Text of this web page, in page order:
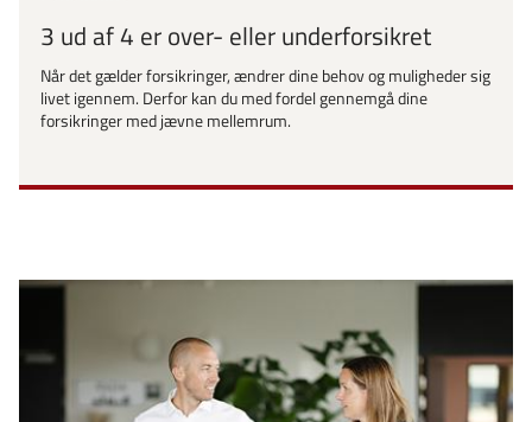
3 ud af 4 er over- eller underforsikret
Når det gælder forsikringer, ændrer dine behov og muligheder sig
livet igennem. Derfor kan du med fordel gennemgå dine
forsikringer med jævne mellemrum.